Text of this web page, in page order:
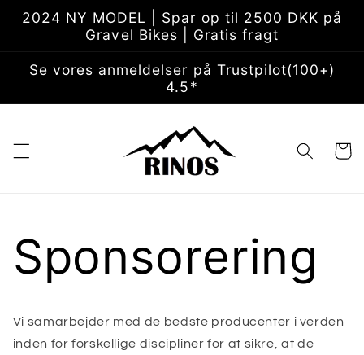
Gå til
2024 NY MODEL | Spar op til 2500 DKK på
Gravel Bikes | Gratis fragt
Se vores anmeldelser på Trustpilot(100+)
4.5*
Sponsorering
Vi samarbejder med de bedste producenter i verden
inden for forskellige discipliner for at sikre, at de